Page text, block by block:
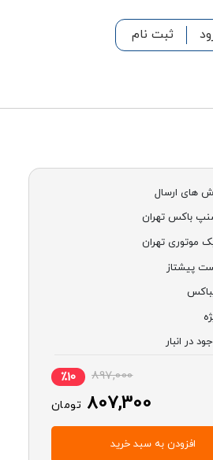
ثبت نام
های ارسال
باکس تهران
موتوری تهران
پیشتاز
در انبار
897,000 ٪10
807,300 تومان
افزودن به سبد خرید